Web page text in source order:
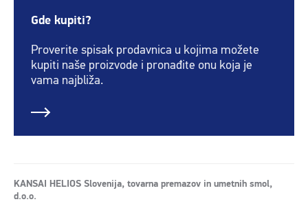
Gde kupiti?
Proverite spisak prodavnica u kojima možete
kupiti naše proizvode i pronađite onu koja je
vama najbliža.
KANSAI HELIOS Slovenija, tovarna premazov in umetnih smol,
d.o.o.